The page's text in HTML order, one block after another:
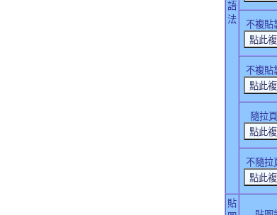
語
法
不複貼
不複貼
隨拉
不隨拉
貼